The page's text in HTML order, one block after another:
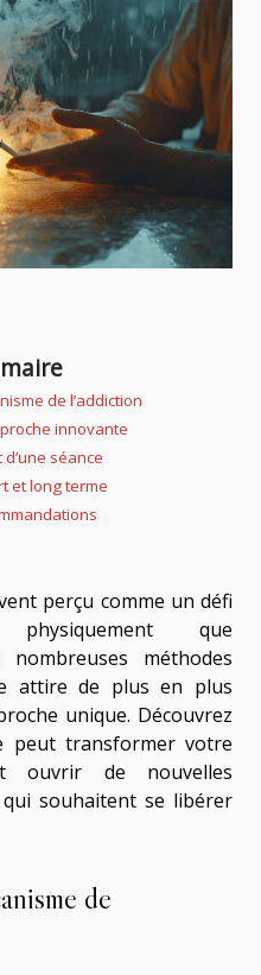
de l’addiction
innovante
séance
et long terme
perçu comme un défi
que
nombreuses méthodes
attire de plus en plus
unique. Découvrez
peut transformer votre
ouvrir de nouvelles
souhaitent se libérer
de